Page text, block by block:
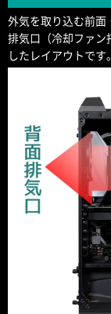
外気を取り込む前面
排気口（冷却ファン
したレイアウトです。